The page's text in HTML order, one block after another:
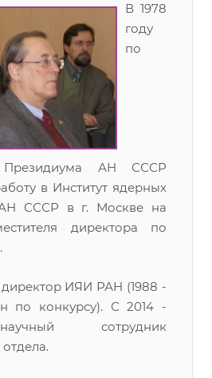
В 1978
году
по
Президиума АН СССР
в Институт ядерных
АН СССР в г. Москве на
директора по
директор ИЯИ РАН (1988 -
по конкурсу). С 2014 -
сотрудник